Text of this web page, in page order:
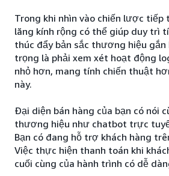
Trong khi nhìn vào chiến lược
lăng kính rộng có thể giúp duy trì
thúc đẩy bản sắc thương hiệu gắn
trọng là phải xem xét hoạt động
nhỏ hơn, mang tính chiến thuật
này.
Đại diện bán hàng của bạn có nói
thương hiệu như chatbot trực
Bạn có đang hỗ trợ khách hàng
Việc thực hiện thanh toán khi
cuối cùng của hành trình có dễ